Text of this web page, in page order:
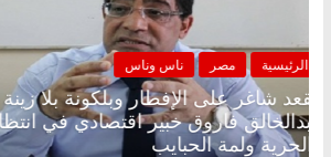
الرئيسية مصر ناس وناس
مقعد شاغر على الإفطار وبلكونة
عبدالخالق فاروق خبير اقتصادي في
الحرية ولمة الحبايب